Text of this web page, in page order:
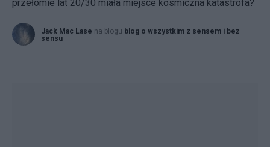
przełomie lat 20/30 miała miejsce kosmiczna katastrofa?
Jack Mac Lase na blogu blog o wszystkim z sensem i bez
sensu